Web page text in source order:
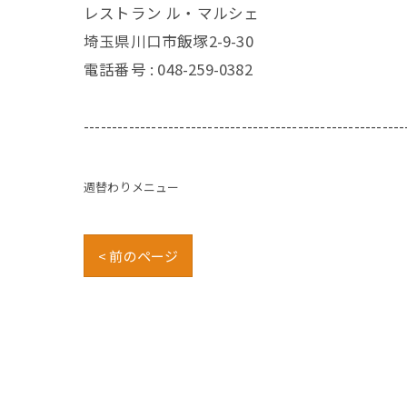
レストラン ル・マルシェ
埼玉県川口市飯塚2-9-30
電話番号 : 048-259-0382
週替わりメニュー
< 前のページ